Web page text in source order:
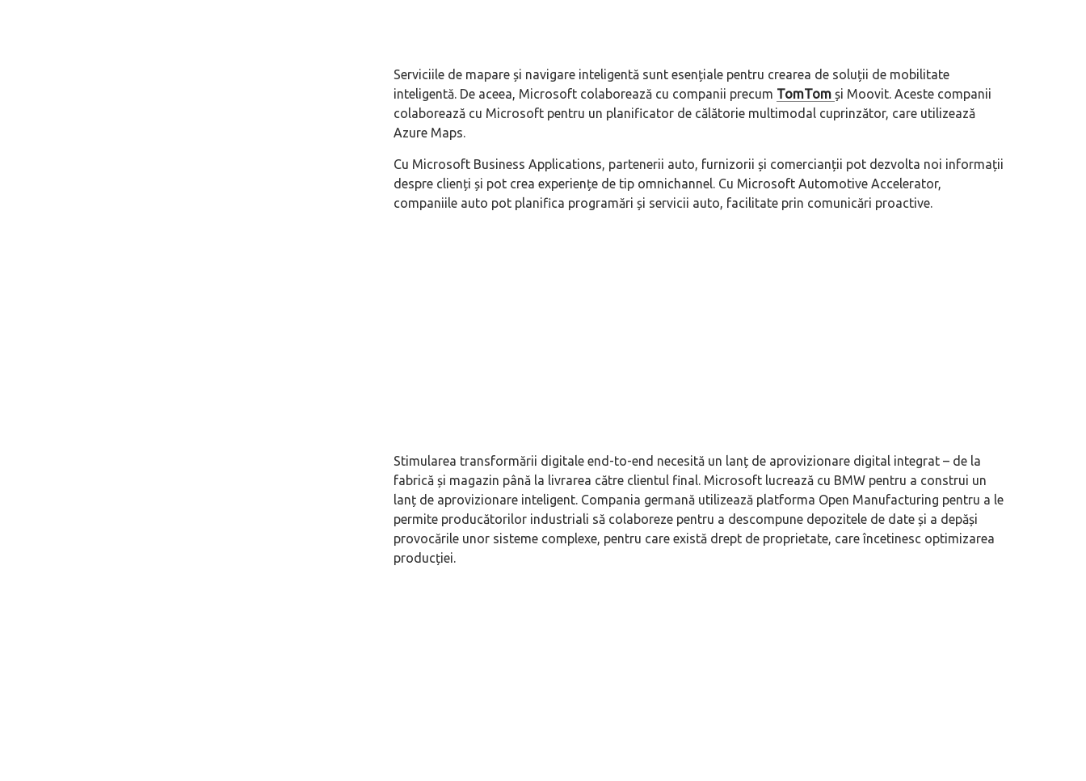
Serviciile de mapare și navigare inteligentă sunt esențiale pentru crearea de soluții de mobilitate
inteligentă. De aceea, Microsoft colaborează cu companii precum TomTom și Moovit. Aceste companii
colaborează cu Microsoft pentru un planificator de călătorie multimodal cuprinzător, care utilizează
Azure Maps.
Cu Microsoft Business Applications, partenerii auto, furnizorii și comercianții pot dezvolta noi informații
despre clienți și pot crea experiențe de tip omnichannel. Cu Microsoft Automotive Accelerator,
companiile auto pot planifica programări și servicii auto, facilitate prin comunicări proactive.
Stimularea transformării digitale end-to-end necesită un lanț de aprovizionare digital integrat – de la
fabrică și magazin până la livrarea către clientul final. Microsoft lucrează cu BMW pentru a construi un
lanț de aprovizionare inteligent. Compania germană utilizează platforma Open Manufacturing pentru a le
permite producătorilor industriali să colaboreze pentru a descompune depozitele de date și a depăși
provocările unor sisteme complexe, pentru care există drept de proprietate, care încetinesc optimizarea
producției.